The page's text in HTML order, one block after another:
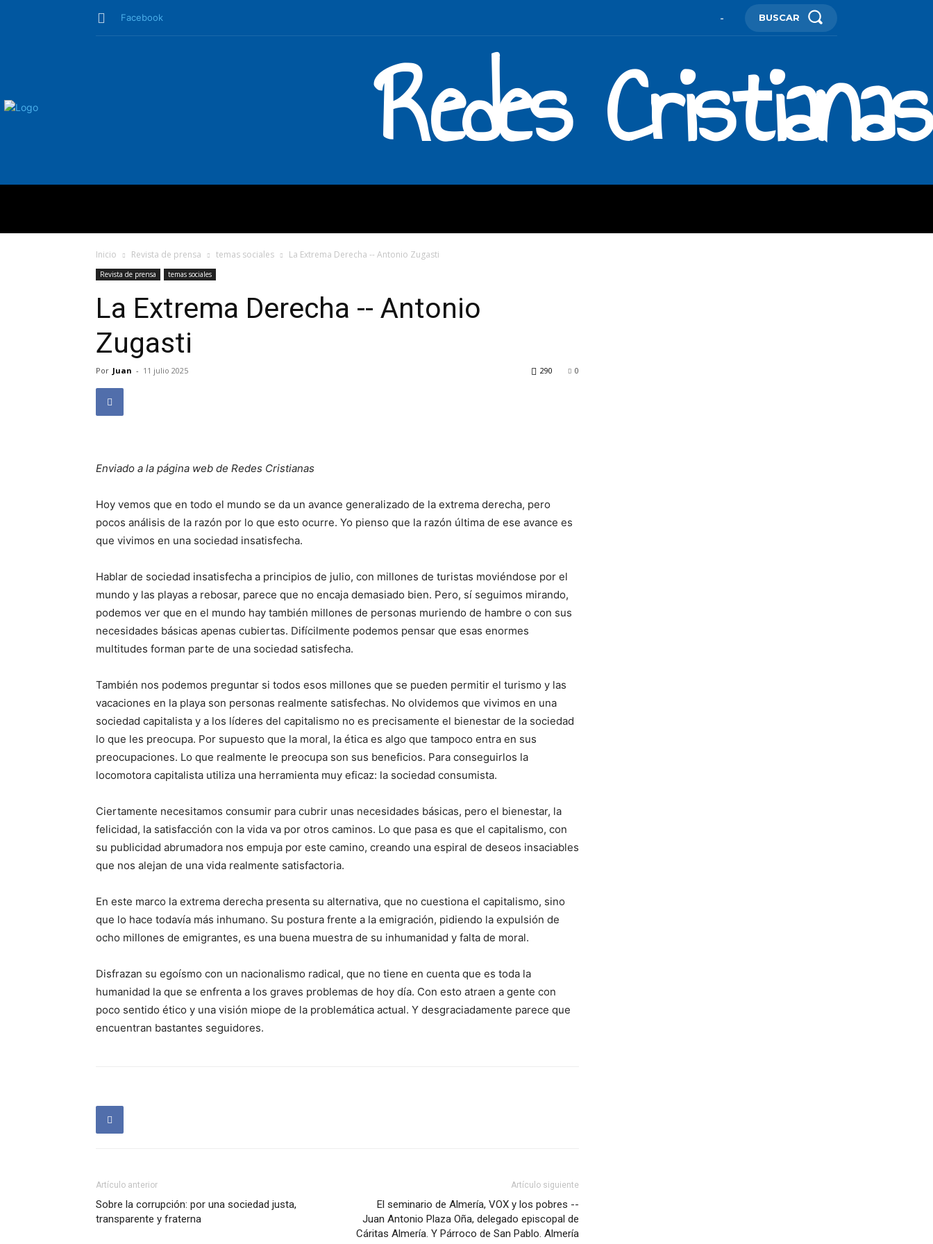
Facebook - BUSCAR
Redes Cristianas
Inicio Revista de prensa temas sociales La Extrema Derecha -- Antonio Zugasti
Revista de prensa temas sociales
La Extrema Derecha -- Antonio
Zugasti
Por Juan - 11 julio 2025 0
290
Enviado a la página web de Redes Cristianas
Hoy vemos que en todo el mundo se da un avance generalizado de la extrema derecha, pero
pocos análisis de la razón por lo que esto ocurre. Yo pienso que la razón última de ese avance es
que vivimos en una sociedad insatisfecha.
Hablar de sociedad insatisfecha a principios de julio, con millones de turistas moviéndose por el
mundo y las playas a rebosar, parece que no encaja demasiado bien. Pero, sí seguimos mirando,
podemos ver que en el mundo hay también millones de personas muriendo de hambre o con sus
necesidades básicas apenas cubiertas. Difícilmente podemos pensar que esas enormes
multitudes forman parte de una sociedad satisfecha.
También nos podemos preguntar si todos esos millones que se pueden permitir el turismo y las
vacaciones en la playa son personas realmente satisfechas. No olvidemos que vivimos en una
sociedad capitalista y a los líderes del capitalismo no es precisamente el bienestar de la sociedad
lo que les preocupa. Por supuesto que la moral, la ética es algo que tampoco entra en sus
preocupaciones. Lo que realmente le preocupa son sus beneficios. Para conseguirlos la
locomotora capitalista utiliza una herramienta muy eficaz: la sociedad consumista.
Ciertamente necesitamos consumir para cubrir unas necesidades básicas, pero el bienestar, la
felicidad, la satisfacción con la vida va por otros caminos. Lo que pasa es que el capitalismo, con
su publicidad abrumadora nos empuja por este camino, creando una espiral de deseos insaciables
que nos alejan de una vida realmente satisfactoria.
En este marco la extrema derecha presenta su alternativa, que no cuestiona el capitalismo, sino
que lo hace todavía más inhumano. Su postura frente a la emigración, pidiendo la expulsión de
ocho millones de emigrantes, es una buena muestra de su inhumanidad y falta de moral.
Disfrazan su egoísmo con un nacionalismo radical, que no tiene en cuenta que es toda la
humanidad la que se enfrenta a los graves problemas de hoy día. Con esto atraen a gente con
poco sentido ético y una visión miope de la problemática actual. Y desgraciadamente parece que
encuentran bastantes seguidores.
Artículo anterior
Sobre la corrupción: por una sociedad justa,
transparente y fraterna
Artículo siguiente
El seminario de Almería, VOX y los pobres --
Juan Antonio Plaza Oña, delegado episcopal de
Cáritas Almería. Y Párroco de San Pablo. Almería